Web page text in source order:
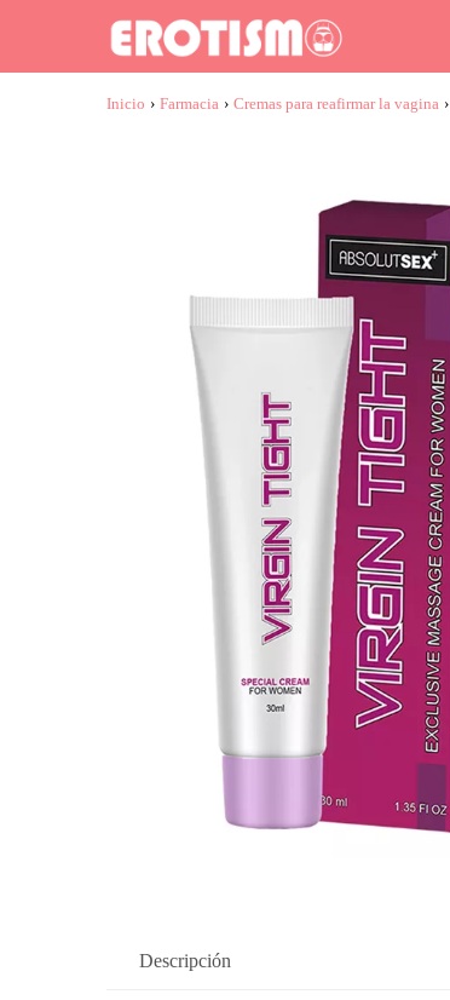
Inicio › Farmacia › Cremas para reafirmar la vagina ›
Descripción